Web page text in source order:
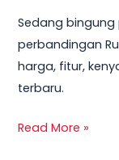
Sedang bingung
perbandingan
harga, fitur,
terbaru.
Read More »